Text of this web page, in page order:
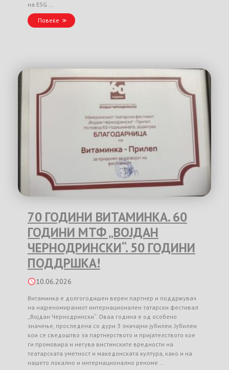
на ESG …
Повеќе
70 ГОДИНИ ВИТАМИНКА. 60
ГОДИНИ МТФ „ВОЈДАН
ЧЕРНОДРИНСКИ“. 50 ГОДИНИ
ПОДДРШКА!
10.06.2026
Витаминка е долгогодишен верен партнер и поддржувач
на најреномираниот интернационален татарски фестивал
„Војдан Чернодрински“. Оваа година е од особено
значење, проследена со дури 3 значајни јубилеи. Јубилеи
кои се сведоштво за партнерството и пријателството кое
ги промовира и негува вистинските вредности на
театарската уметност и македонската култура, како и на
нашето локално и интернационално реноме …